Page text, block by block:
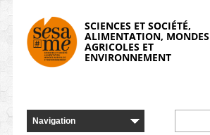
SCIENCES ET SOCIÉTÉ,
ALIMENTATION, MONDES
AGRICOLES ET
ENVIRONNEMENT